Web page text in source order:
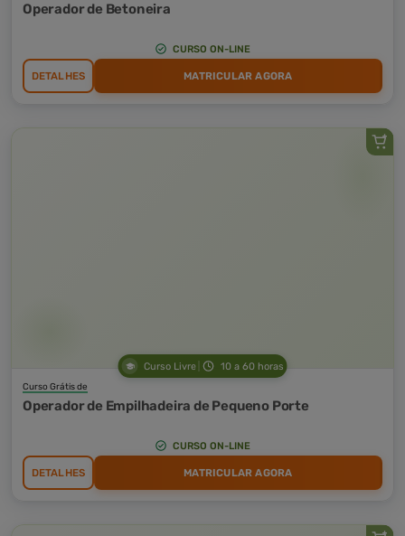
Operador de Betoneira
CURSO ON-LINE
DETALHES MATRICULAR AGORA
Curso Livre 10 a 60 horas
Curso Grátis de
Operador de Empilhadeira de Pequeno Porte
CURSO ON-LINE
DETALHES MATRICULAR AGORA